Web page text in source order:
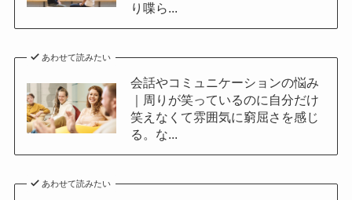
り喋ら...
あわせて読みたい
会話やコミュニケーションの悩み
｜周りが笑っているのに自分だけ
笑えなくて雰囲気に窮屈さを感じ
る。な...
あわせて読みたい